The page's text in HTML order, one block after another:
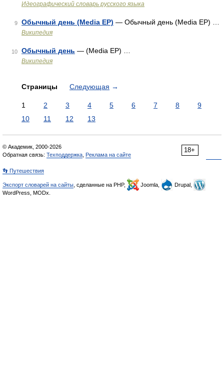
Идеографический словарь русского языка
9 Обычный день (Media EP) — Обычный день (Media EP) …
Википедия
10 Обычный день — (Media EP) …
Википедия
Страницы Следующая →
1 2 3 4 5 6 7 8
9
10
11 12 13
18+
© Академик, 2000-2026
Обратная связь: Техподдержка Реклама на сайте
👣 Путешествия
Экспорт словарей на сайты , сделанные на PHP, Joomla,
Drupal,
WordPress, MODx.